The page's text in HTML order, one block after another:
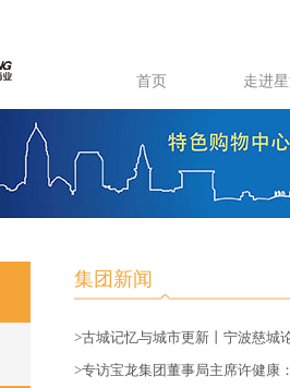
首页 走进
集团新闻
>古城记忆与城市更新丨宁波慈城
>专访宝龙集团董事局主席许健康